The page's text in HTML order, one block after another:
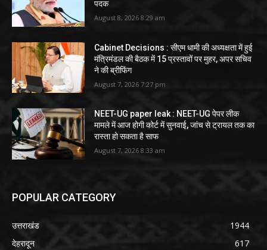
पदक
August 8, 2026 8:29 am
Cabinet Decisions : सीएम धामी की अध्यक्षता में हुई
मंत्रिमंडल की बैठक में 15 प्रस्तावों पर मुहर, अपर सचिव
ने की ब्रीफिंग
August 7, 2026 7:27 pm
NEET-UG paper leak : NEET-UG पेपर लीक
मामले में आज होगी कोर्ट में सुनवाई, जांच से ट्रायल तक का
रास्ता हो सकता है साफ
August 7, 2026 8:33 am
POPULAR CATEGORY
उत्तराखंड
1944
देहरादून
617